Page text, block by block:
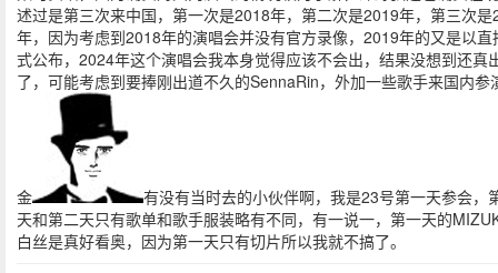
述过是第三次来中国，第一次是2018年，第二次是2019年，第三次是
年，因为考虑到2018年的演唱会并没有官方录像，2019年的又是以直
式公布，2024年这个演唱会我本身觉得应该不会出，结果没想到还真
了，可能考虑到要捧刚出道不久的SennaRin，外加一些歌手来国内参
金
有没有当时去的小伙伴啊，我是23号第一天参会，
天和第二天只有歌单和歌手服装略有不同，有一说一，第一天的
白丝是真好看奥，因为第一天只有切片所以我就不搞了。